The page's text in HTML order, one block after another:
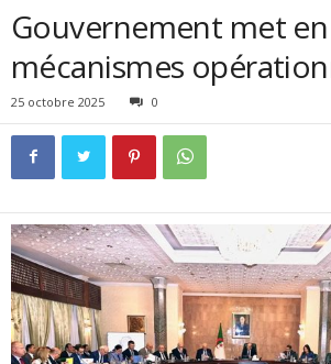
Gouvernement met
mécanismes
25 octobre 2025 0